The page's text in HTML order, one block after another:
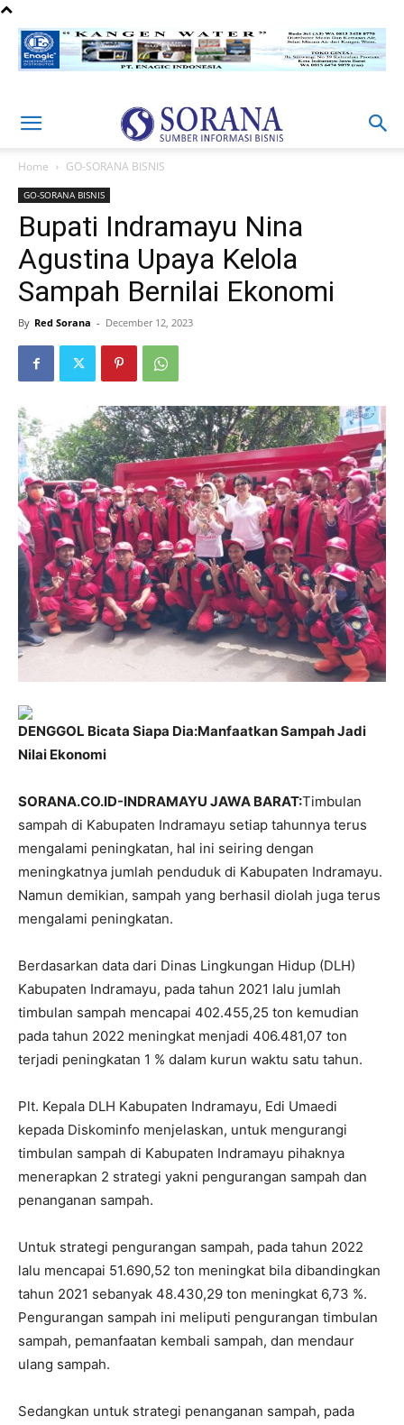
Home GO-SORANA BISNIS
GO-SORANA BISNIS
Bupati Indramayu Nina
Agustina Upaya Kelola
Sampah Bernilai Ekonomi
By Red Sorana - December 12, 2023
DENGGOL Bicata Siapa Dia:Manfaatkan Sampah Jadi
Nilai Ekonomi
SORANA.CO.ID-INDRAMAYU JAWA BARAT:Timbulan
sampah di Kabupaten Indramayu setiap tahunnya terus
mengalami peningkatan, hal ini seiring dengan
meningkatnya jumlah penduduk di Kabupaten Indramayu.
Namun demikian, sampah yang berhasil diolah juga terus
mengalami peningkatan.
Berdasarkan data dari Dinas Lingkungan Hidup (DLH)
Kabupaten Indramayu, pada tahun 2021 lalu jumlah
timbulan sampah mencapai 402.455,25 ton kemudian
pada tahun 2022 meningkat menjadi 406.481,07 ton
terjadi peningkatan 1 % dalam kurun waktu satu tahun.
Plt. Kepala DLH Kabupaten Indramayu, Edi Umaedi
kepada Diskominfo menjelaskan, untuk mengurangi
timbulan sampah di Kabupaten Indramayu pihaknya
menerapkan 2 strategi yakni pengurangan sampah dan
penanganan sampah.
Untuk strategi pengurangan sampah, pada tahun 2022
lalu mencapai 51.690,52 ton meningkat bila dibandingkan
tahun 2021 sebanyak 48.430,29 ton meningkat 6,73 %.
Pengurangan sampah ini meliputi pengurangan timbulan
sampah, pemanfaatan kembali sampah, dan mendaur
ulang sampah.
Sedangkan untuk strategi penanganan sampah, pada